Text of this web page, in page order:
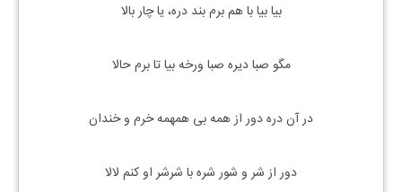
بیا بیا با هم برم بند دره، یا چار بالا
مگو صبا دیره صبا ورخه بیا تا برم حالا
در آن دره دور از همه بی همهمه خرم و خندان
دور از شر و شور شره با شرشر او کنم لالا